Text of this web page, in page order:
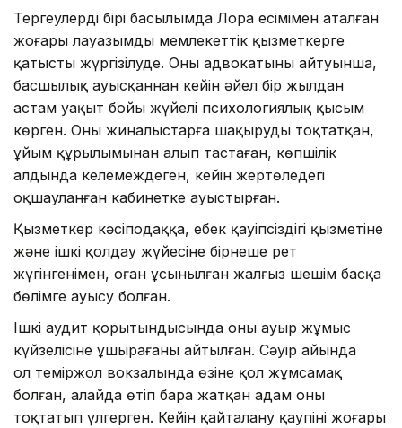
Тергеулердің бірі басылымда Лора есімімен аталған
жоғары лауазымды мемлекеттік қызметкерге
қатысты жүргізілуде. Оның адвокатының айтуынша,
басшылық ауысқаннан кейін әйел бір жылдан
астам уақыт бойы жүйелі психологиялық қысым
көрген. Оны жиналыстарға шақыруды тоқтатқан,
ұйым құрылымынан алып тастаған, көпшілік
алдында келемеждеген, кейін жертөледегі
оқшауланған кабинетке ауыстырған.
Қызметкер кәсіподаққа, еңбек қауіпсіздігі қызметіне
және ішкі қолдау жүйесіне бірнеше рет
жүгінгенімен, оған ұсынылған жалғыз шешім басқа
бөлімге ауысу болған.
Ішкі аудит қорытындысында оның ауыр жұмыс
күйзелісіне ұшырағаны айтылған. Сәуір айында
ол теміржол вокзалында өзіне қол жұмсамақ
болған, алайда өтіп бара жатқан адам оны
тоқтатып үлгерген. Кейін қайталану қаупінің жоғары